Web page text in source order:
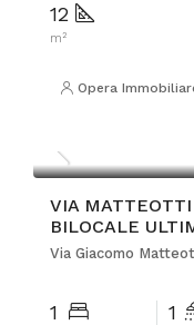
12
m²
Opera
VIA
BILOCALE
Via Giacomo
1 1